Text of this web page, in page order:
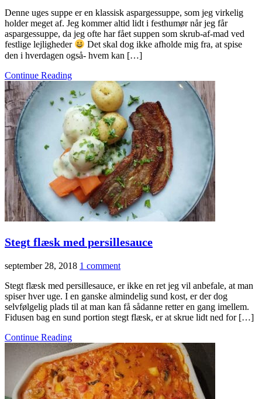
Denne uges suppe er en klassisk aspargessuppe, som jeg virkelig
holder meget af. Jeg kommer altid lidt i festhumør når jeg får
aspargessuppe, da jeg ofte har fået suppen som skrub-af-mad ved
festlige lejligheder
Det skal dog ikke afholde mig fra, at spise
den i hverdagen også- hvem kan […]
Continue Reading
Stegt flæsk med persillesauce
september 28, 2018 1 comment
Stegt flæsk med persillesauce, er ikke en ret jeg vil anbefale, at man
spiser hver uge. I en ganske almindelig sund kost, er der dog
selvfølgelig plads til at man kan få sådanne retter en gang imellem.
Fidusen bag en sund portion stegt flæsk, er at skrue lidt ned for […]
Continue Reading